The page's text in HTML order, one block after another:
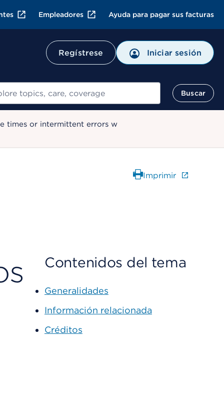
Empleadores Ayuda para pagar sus facturas
Regístrese Iniciar sesión
Buscar
times or intermittent errors w
Imprimir
Contenidos del tema
Generalidades
Información relacionada
Créditos